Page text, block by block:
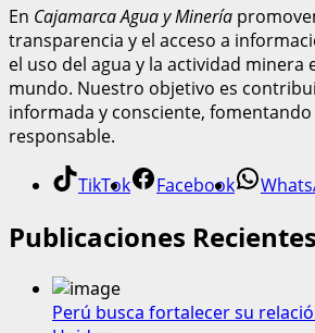
En Cajamarca Agua y Minería
transparencia y el acceso a
el uso del agua y la actividad minera
mundo. Nuestro objetivo es
informada y consciente,
responsable.
TikTok Facebook
Publicaciones Recientes
Perú busca fortalecer su